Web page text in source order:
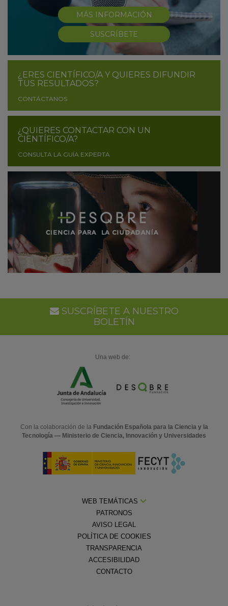
MÁS INFORMACIÓN
SUSCRÍBETE
¿ERES CIENTÍFICO/A Y QUIERES DIFUNDIR
TUS RESULTADOS?
CONTÁCTANOS
¿QUIERES CONTACTAR CON UN
CIENTÍFICO/A?
CONSULTA LA GUÍA EXPERTA
SUSCRÍBETE A NUESTRO
BOLETÍN
Una web de:
Con la colaboración de la Fundación Española para la Ciencia y la
Tecnología — Ministerio de Ciencia, Innovación y Universidades
WEB TEMÁTICAS
PATRONOS
AVISO LEGAL
POLÍTICA DE COOKIES
TRANSPARENCIA
ACCESIBILIDAD
CONTACTO